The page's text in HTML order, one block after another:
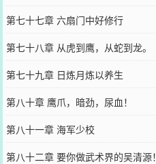
第七十七章 六扇门中好修行
第七十八章 从虎到鹰，从蛇到龙。
第七十九章 日炼月炼以养生
第八十章 鹰爪，暗劲，尿血！
第八十一章 海军少校
第八十二章 要你做武术界的吴清源！